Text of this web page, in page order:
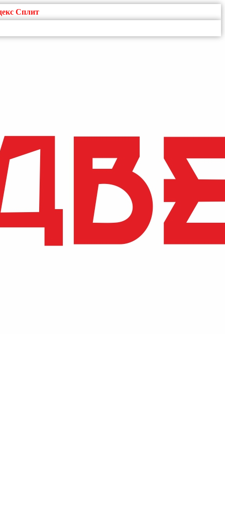
Сплит